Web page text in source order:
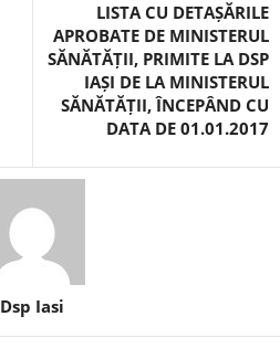
LISTA CU DETAȘĂRILE
APROBATE DE MINISTERUL
SĂNĂTĂȚII, PRIMITE LA DSP
IAȘI DE LA MINISTERUL
SĂNĂTĂȚII, ÎNCEPÂND CU
DATA DE 01.01.2017
Dsp Iasi